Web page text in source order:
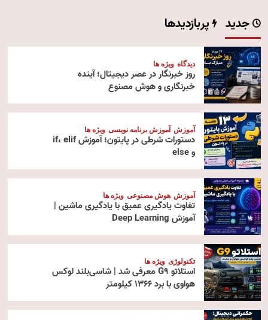
جدید پربازدیدها
دیدگاه ویژه ها
روز خبرنگار در عصر دیجیتال؛ آینده
خبرنگاری و هوش مصنوع
آموزش آموزش برنامه نویسی ویژه ها
دستورات شرطی در پایتون؛ آموزش if، elif
و else
آموزش هوش مصنوعی ویژه ها
تفاوت یادگیری عمیق با یادگیری ماشین |
آموزش Deep Learning
تکنولوژی ویژه ها
استلاتو G9 معرفی شد | شاسی‌بلند لوکس
هواوی با برد ۱۳۶۶ کیلومتر